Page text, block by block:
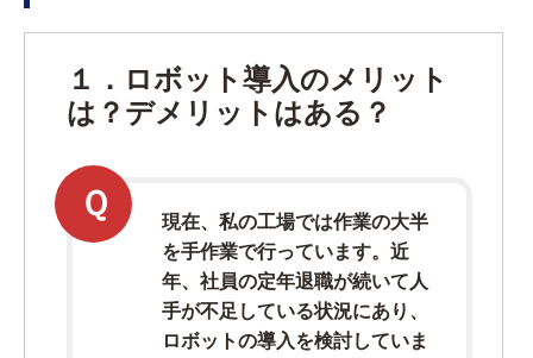
１．ロボット導入のメリット
は？デメリットはある？
Ｑ
現在、私の工場では作業の大半
を手作業で行っています。近
年、社員の定年退職が続いて人
手が不足している状況にあり、
ロボットの導入を検討していま